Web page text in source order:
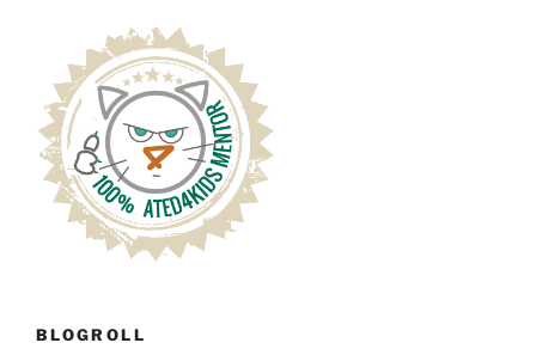
BLOGROLL